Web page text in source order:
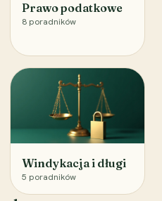
Prawo podatkowe
8 poradników
Windykacja i długi
5 poradników